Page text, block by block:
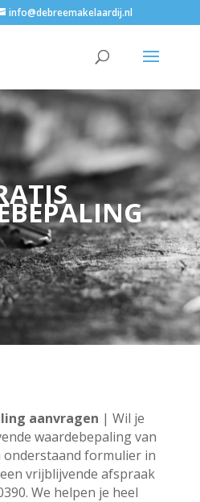
info@debreemakelaardij.nl
aanvragen | Wil je
waardebepaling van
onderstaand formulier in
vrijblijvende afspraak
We helpen je heel